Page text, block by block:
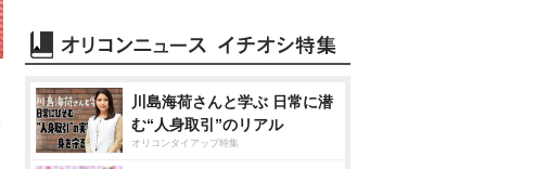
川島海荷さんと学ぶ 日常に潜
む“人身取引”のリアル
オリコンタイアップ特集